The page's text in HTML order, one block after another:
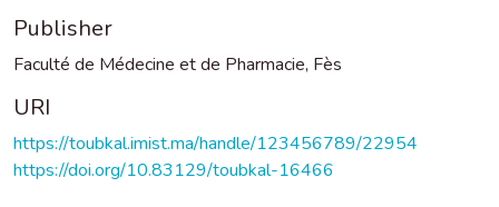
Publisher
Faculté de Médecine et de Pharmacie, Fès
URI
https://toubkal.imist.ma/handle/123456789/22954
https://doi.org/10.83129/toubkal-16466